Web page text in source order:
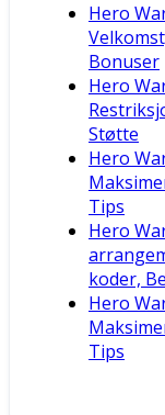
Hero
Bonuser
Hero
Støtte
Hero
Tips
Hero
koder,
Hero
Tips